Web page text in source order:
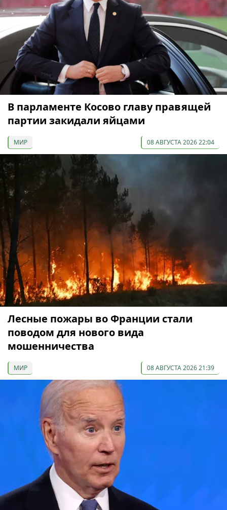
В парламенте Косово главу правящей
партии закидали яйцами
МИР 08 АВГУСТА 2026 22:04
Лесные пожары во Франции стали
поводом для нового вида
мошенничества
МИР 08 АВГУСТА 2026 21:39